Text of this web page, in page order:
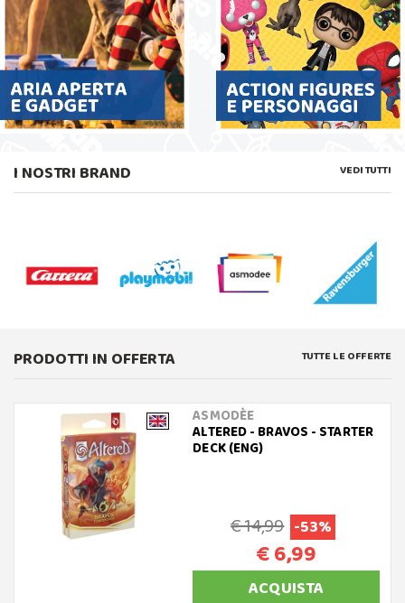
I NOSTRI BRAND VEDI TUTTI
PRODOTTI IN OFFERTA TUTTE LE OFFERTE
ASMODÈE
ALTERED - BRAVOS - STARTER
DECK (ENG)
€ 14,99 -53%
€ 6,99
ACQUISTA